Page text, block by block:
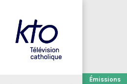
Émissions